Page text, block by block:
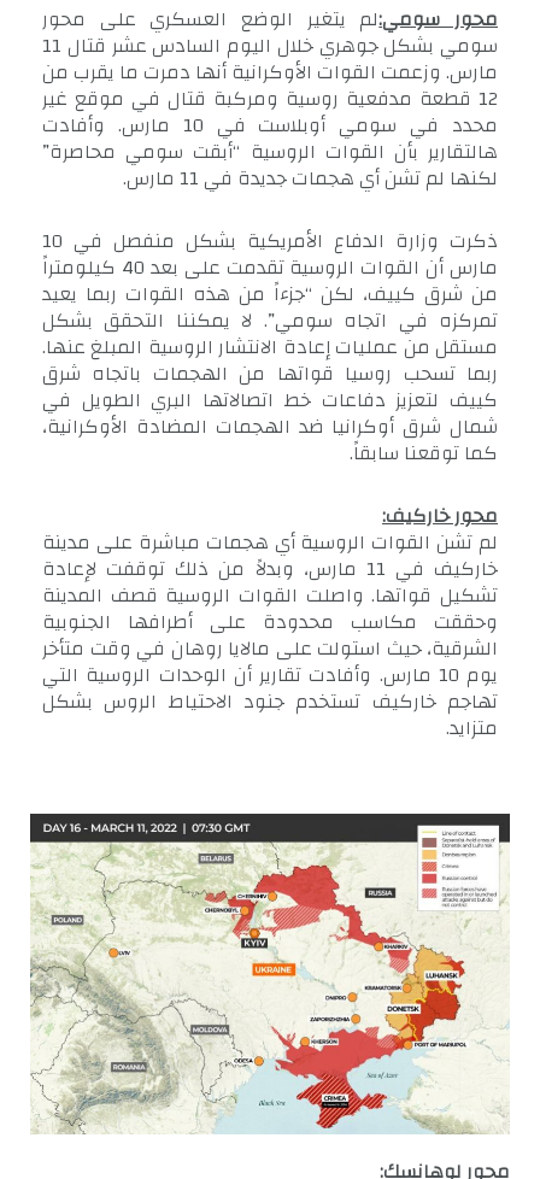
محور سومي:لم يتغير الوضع العسكري على محور
سومي بشكل جوهري خلال اليوم السادس عشر قتال 11
مارس. وزعمت القوات الأوكرانية أنها دمرت ما يقرب من
12 قطعة مدفعية روسية ومركبة قتال في موقع غير
محدد في سومي أوبلاست في 10 مارس. وأفادت
هالتقارير بأن القوات الروسية “أبقت سومي محاصرة”
لكنها لم تشن أي هجمات جديدة في 11 مارس.
ذكرت وزارة الدفاع الأمريكية بشكل منفصل في 10
مارس أن القوات الروسية تقدمت على بعد 40 كيلومتراً
من شرق كييف، لكن “جزءاً من هذه القوات ربما يعيد
تمركزه في اتجاه سومي”. لا يمكننا التحقق بشكل
مستقل من عمليات إعادة الانتشار الروسية المبلغ عنها.
ربما تسحب روسيا قواتها من الهجمات باتجاه شرق
كييف لتعزيز دفاعات خط اتصالاتها البري الطويل في
شمال شرق أوكرانيا ضد الهجمات المضادة الأوكرانية،
كما توقعنا سابقاً.
محور خاركيف:
لم تشن القوات الروسية أي هجمات مباشرة على مدينة
خاركيف في 11 مارس، وبدلاً من ذلك توقفت لإعادة
تشكيل قواتها. واصلت القوات الروسية قصف المدينة
وحققت مكاسب محدودة على أطرافها الجنوبية
الشرقية، حيث استولت على مالايا روهان في وقت متأخر
يوم 10 مارس. وأفادت تقارير أن الوحدات الروسية التي
تهاجم خاركيف تستخدم جنود الاحتياط الروس بشكل
متزايد.
محور لوهانسك: